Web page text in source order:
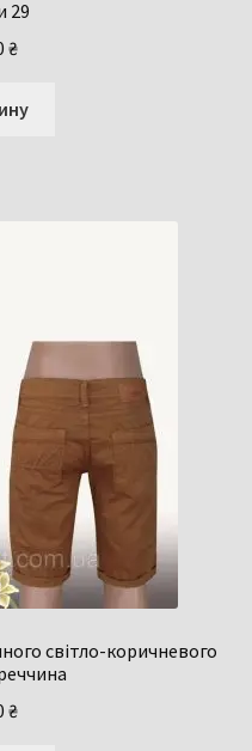
29
₴
світло-коричневого
₴